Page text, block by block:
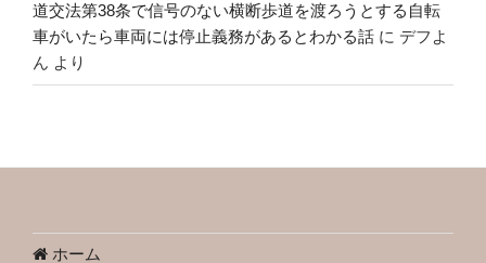
道交法第38条で信号のない横断歩道を渡ろうとする自転
車がいたら車両には停止義務があるとわかる話 に デフよ
ん より
ホーム